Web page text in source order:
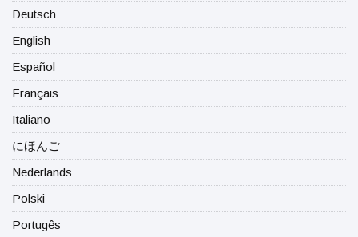
Deutsch
English
Español
Français
Italiano
にほんご
Nederlands
Polski
Portugês